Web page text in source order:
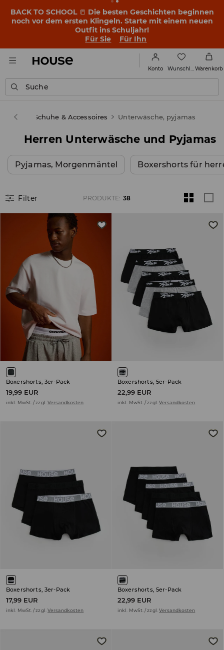
BACK TO SCHOOL 📒 Die besten Geschichten beginnen
noch vor dem ersten Klingeln. Starte mit einem neuen
Outfit ins Schuljahr!
Für Sie
Für Ihn
Konto Warenkorb
Suche
Herren Schuhe & Accessoires Unterwäsche, pyjamas
Herren Unterwäsche und Pyjamas
Pyjamas, Morgenmäntel Boxershorts für
Filter PRODUKTE: 38
Boxershorts, 3er-Pack
19,99 EUR
inkl. MwSt. / zzgl. Versandkosten
Boxershorts, 5er-Pack
22,99 EUR
inkl. MwSt. / zzgl. Versandkosten
Boxershorts, 3er-Pack
17,99 EUR
inkl. MwSt. / zzgl. Versandkosten
Boxershorts, 5er-Pack
22,99 EUR
inkl. MwSt. / zzgl. Versandkosten